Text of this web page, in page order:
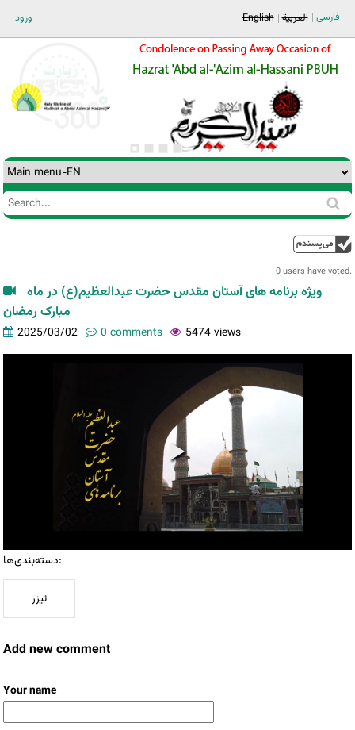
ورود فارسی العربية English
Search
Search
0 users have voted.
ویژه برنامه های آستان مقدس حضرت عبدالعظیم(ع) در ماه
مبارک رمضان
2025/03/02 0 comments 5474 views
دسته‌بندی‌ها:
تیزر
Add new comment
Your name